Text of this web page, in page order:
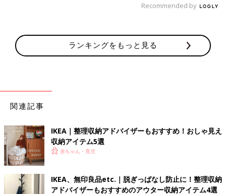
Recommended by
ランキングをもっと見る
関連記事
IKEA｜整理収納アドバイザーもおすすめ！おしゃ見え
収納アイテム5選
赤ちゃん・育児
IKEA、無印良品etc.｜脱ぎっぱなし防止に！整理収納
アドバイザーもおすすめのアウター収納アイテム4選